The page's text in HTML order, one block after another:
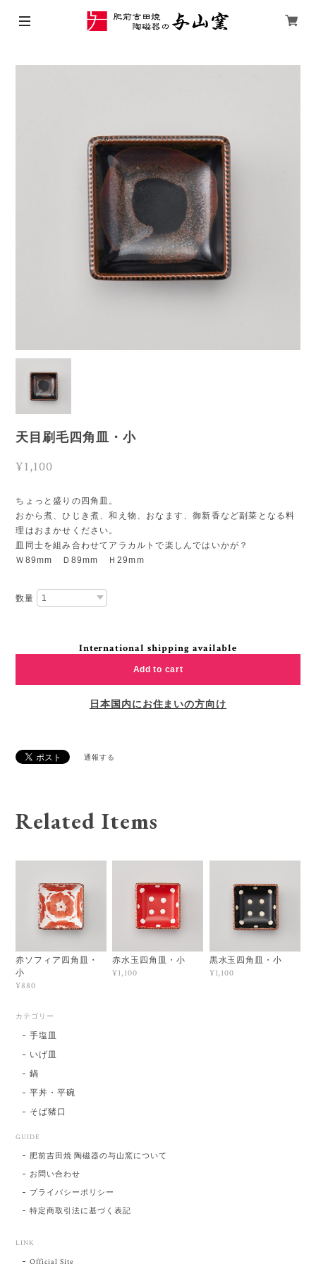
天目刷毛四角皿・小
¥1,100
ちょっと盛りの四角皿。
おから煮、ひじき煮、和え物、おなます、御新香など副菜となる料
理はおまかせください。
皿同士を組み合わせてアラカルトで楽しんではいかが？
Ｗ89mm Ｄ89mm Ｈ29mm
数量
International shipping available
Add to cart
日本国内にお住まいの方向け
通報する
Related Items
赤ソフィア四角皿・
小
¥880
赤水玉四角皿・小
¥1,100
黒水玉四角皿・小
¥1,100
カテゴリー
手塩皿
いげ皿
鍋
平丼・平碗
そば猪口
GUIDE
肥前吉田焼 陶磁器の与山窯について
お問い合わせ
プライバシーポリシー
特定商取引法に基づく表記
LINK